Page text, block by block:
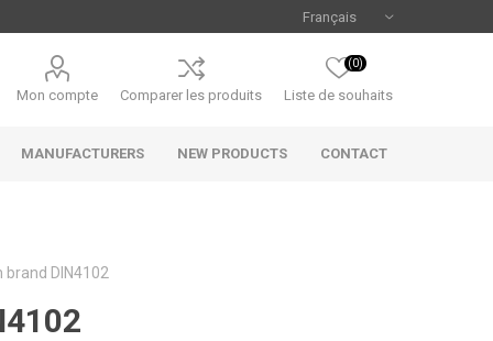
Mon compte Comparer les produits Liste de souhaits
(0)
MANUFACTURERS NEW PRODUCTS CONTACT
DIN4102